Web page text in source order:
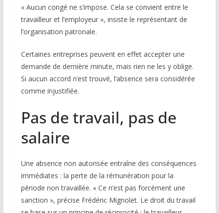
« Aucun congé ne s’impose. Cela se convient entre le
travailleur et l’employeur », insiste le représentant de
l’organisation patronale.
Certaines entreprises peuvent en effet accepter une
demande de dernière minute, mais rien ne les y oblige.
Si aucun accord n’est trouvé, l’absence sera considérée
comme injustifiée.
Pas de travail, pas de
salaire
Une absence non autorisée entraîne des conséquences
immédiates : la perte de la rémunération pour la
période non travaillée. « Ce n’est pas forcément une
sanction », précise Frédéric Mignolet. Le droit du travail